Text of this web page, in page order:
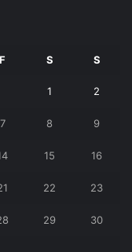
F S S
1 2
7 8 9
15 16
22 23
29 30